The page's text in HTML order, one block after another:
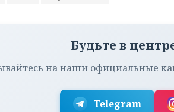
Будьте в
на наши официальные
Telegram